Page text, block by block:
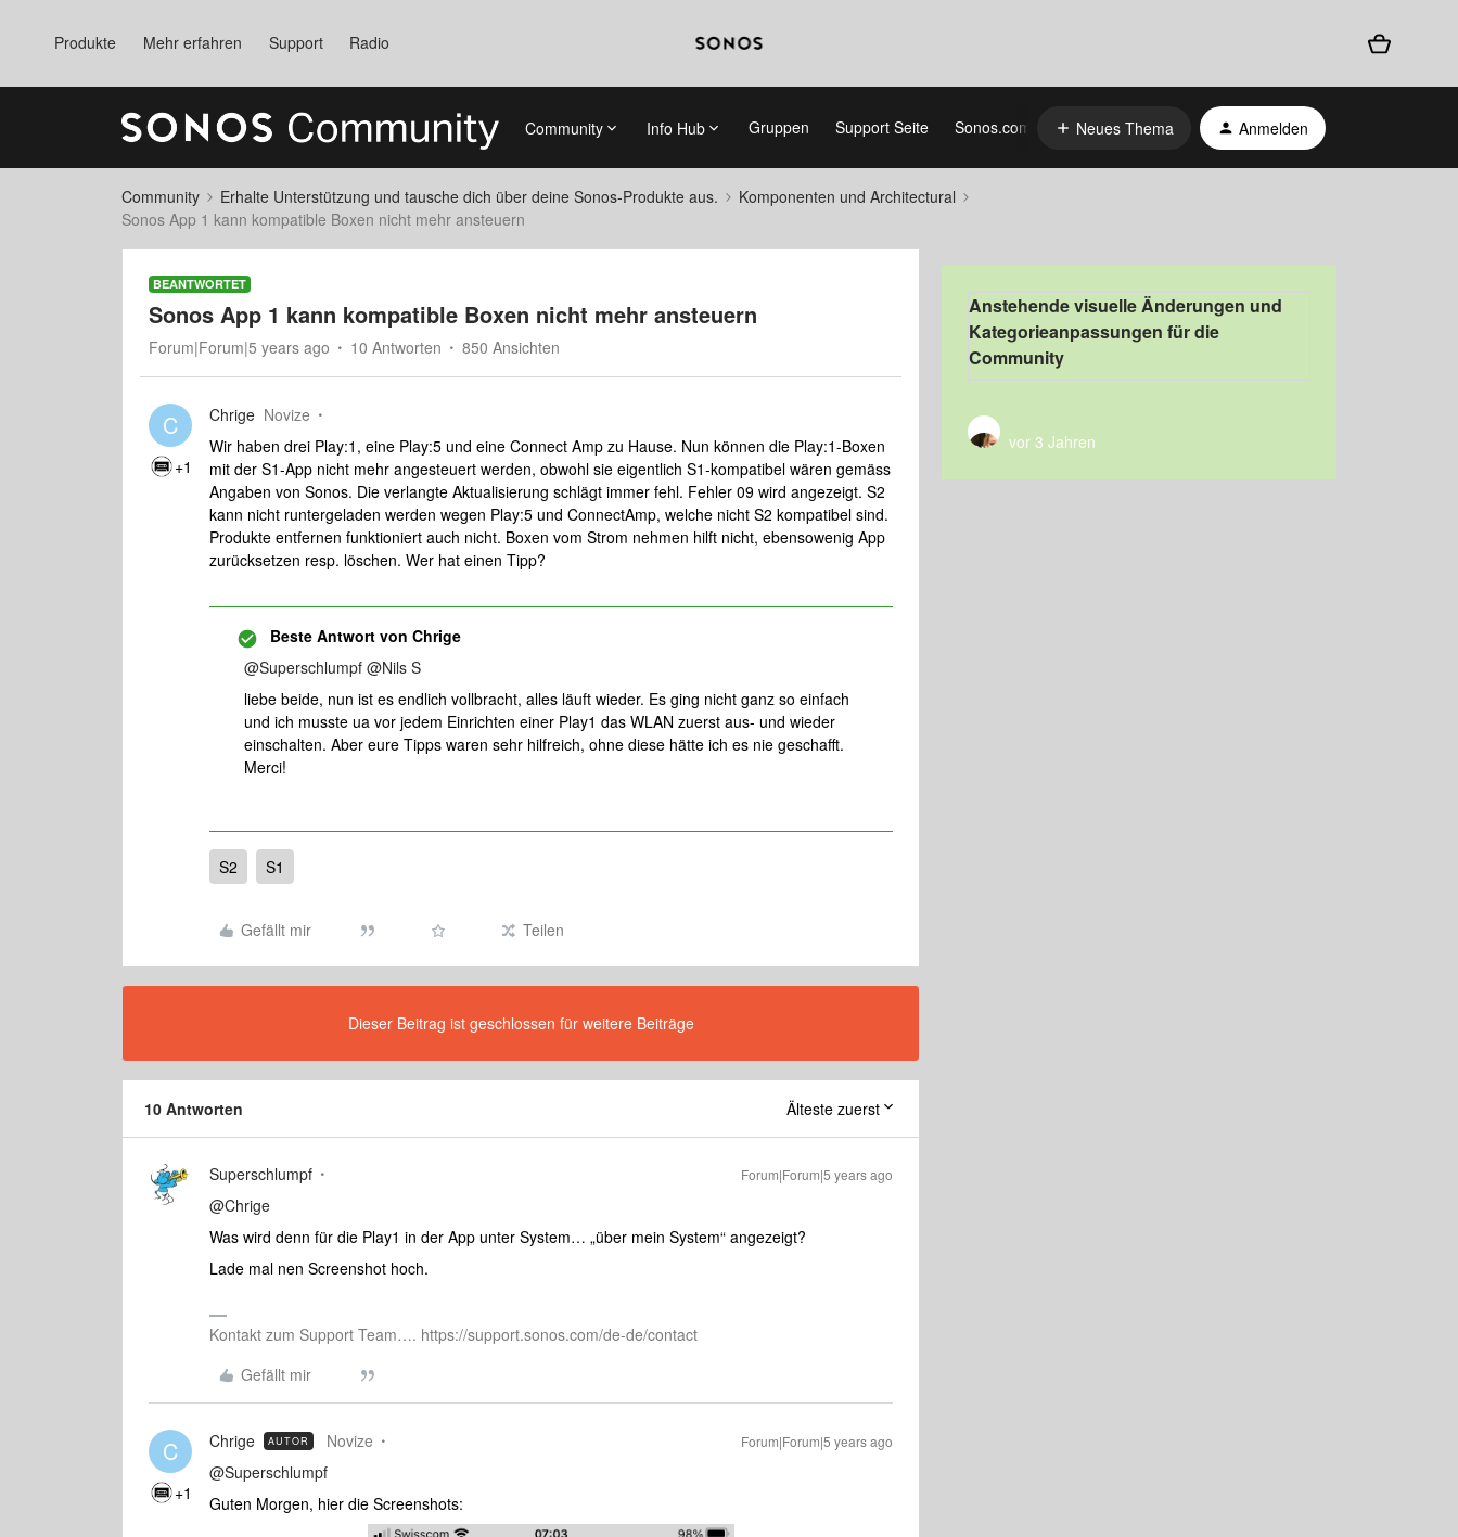
Produkte Mehr erfahren Support Radio
Community Info Hub Gruppen Support Seite Sonos.com Neues Thema Anmelden
Community Erhalte Unterstützung und tausche dich über deine Sonos-Produkte aus.
Komponenten und Architectural
Sonos App 1 kann kompatible Boxen nicht mehr ansteuern
BEANTWORTET
Sonos App 1 kann kompatible Boxen nicht mehr ansteuern
Forum|Forum|5 years ago 10 Antworten 850 Ansichten
C
+1
Chrige Novize
Wir haben drei Play:1, eine Play:5 und eine Connect Amp zu Hause. Nun können die Play:1-Boxen
mit der S1-App nicht mehr angesteuert werden, obwohl sie eigentlich S1-kompatibel wären gemäss
Angaben von Sonos. Die verlangte Aktualisierung schlägt immer fehl. Fehler 09 wird angezeigt. S2
kann nicht runtergeladen werden wegen Play:5 und ConnectAmp, welche nicht S2 kompatibel sind.
Produkte entfernen funktioniert auch nicht. Boxen vom Strom nehmen hilft nicht, ebensowenig App
zurücksetzen resp. löschen. Wer hat einen Tipp?
Beste Antwort von Chrige
@Superschlumpf @Nils S
liebe beide, nun ist es endlich vollbracht, alles läuft wieder. Es ging nicht ganz so einfach
und ich musste ua vor jedem Einrichten einer Play1 das WLAN zuerst aus- und wieder
einschalten. Aber eure Tipps waren sehr hilfreich, ohne diese hätte ich es nie geschafft.
Merci!
S2 S1
Gefällt mir Teilen
Dieser Beitrag ist geschlossen für weitere Beiträge
10 Antworten Älteste zuerst
Superschlumpf Forum|Forum|5 years ago
@Chrige
Was wird denn für die Play1 in der App unter System… „über mein System“ angezeigt?
Lade mal nen Screenshot hoch.
Kontakt zum Support Team…. https://support.sonos.com/de-de/contact
Gefällt mir
C
+1
Chrige AUTOR Novize Forum|Forum|5 years ago
@Superschlumpf
Guten Morgen, hier die Screenshots:
Anstehende visuelle Änderungen und
Kategorieanpassungen für die
Community
vor 3 Jahren